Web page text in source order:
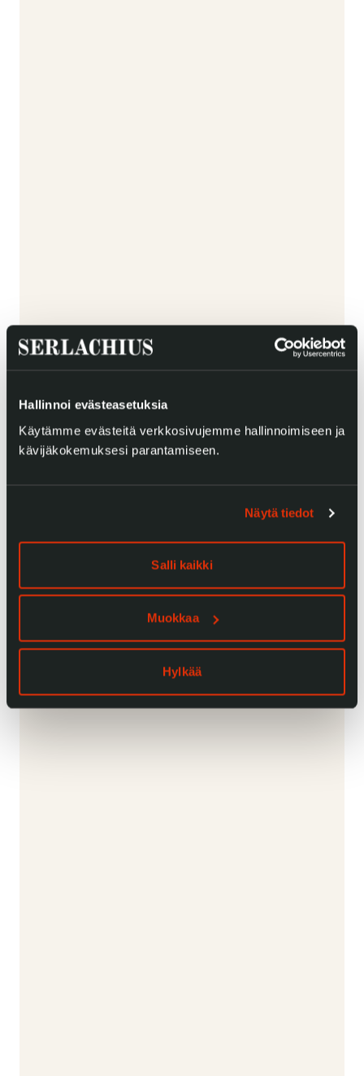
Hallinnoi evästeasetuksia
Käytämme evästeitä verkkosivujemme hallinnoimiseen ja
kävijäkokemuksesi parantamiseen.
Näytä tiedot
Salli kaikki
Muokkaa
Hylkää